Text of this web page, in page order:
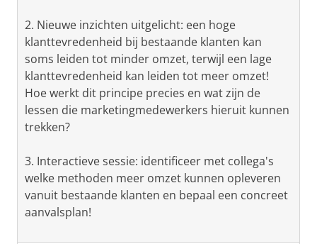
2. Nieuwe inzichten uitgelicht: een hoge
klanttevredenheid bij bestaande klanten kan
soms leiden tot minder omzet, terwijl een lage
klanttevredenheid kan leiden tot meer omzet!
Hoe werkt dit principe precies en wat zijn de
lessen die marketingmedewerkers hieruit kunnen
trekken?
3. Interactieve sessie: identificeer met collega's
welke methoden meer omzet kunnen opleveren
vanuit bestaande klanten en bepaal een concreet
aanvalsplan!